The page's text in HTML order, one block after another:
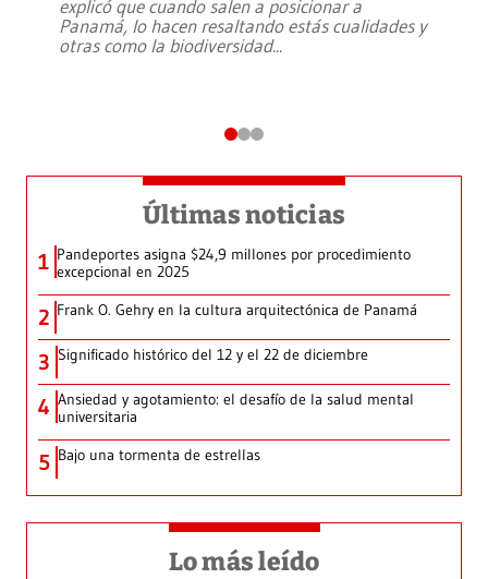
explicó que cuando salen a posicionar a
Panamá, lo hacen resaltando estás cualidades y
otras como la biodiversidad...
Últimas noticias
1 Pandeportes asigna $24,9 millones por procedimiento
excepcional en 2025
2 Frank O. Gehry en la cultura arquitectónica de Panamá
3 Significado histórico del 12 y el 22 de diciembre
4 Ansiedad y agotamiento: el desafío de la salud mental
universitaria
5 Bajo una tormenta de estrellas
Lo más leído